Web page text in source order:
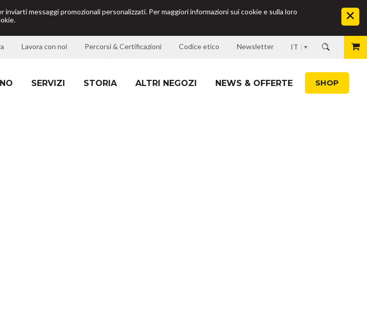
messaggi promozionali personalizzati. Per maggiori informazioni sui cookie e sulla loro
IT
Lavora con noi Percorsi & Certificazioni Codice etico Newsletter
SERVIZI STORIA ALTRI NEGOZI NEWS & OFFERTE SHOP